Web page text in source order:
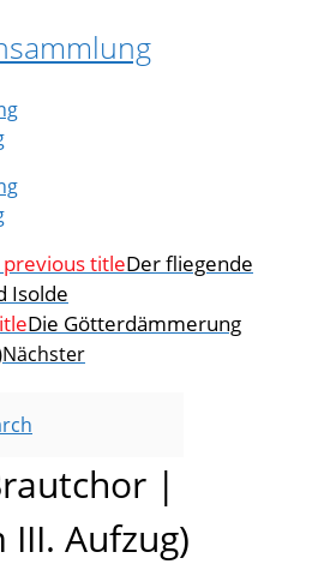
titleDer fliegende
Isolde
Die Götterdämmerung
Nächster
|
Aufzug)